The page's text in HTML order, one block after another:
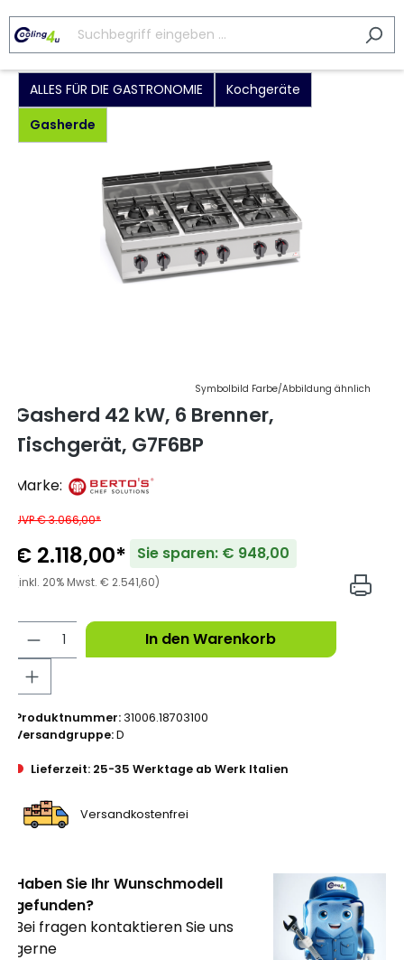
ALLES FÜR DIE GASTRONOMIE
Kochgeräte
Gasherde
Symbolbild Farbe/Abbildung ähnlich
Gasherd 42 kW, 6 Brenner,
Tischgerät, G7F6BP
Marke:
UVP € 3.066,00*
€ 2.118,00* Sie sparen: € 948,00
(inkl. 20% Mwst. € 2.541,60)
In den Warenkorb
Produktnummer: 31006.18703100
Versandgruppe:D
Lieferzeit: 25-35 Werktage ab Werk Italien
Versandkostenfrei
Haben Sie Ihr Wunschmodell
gefunden?
Bei fragen kontaktieren Sie uns
gerne